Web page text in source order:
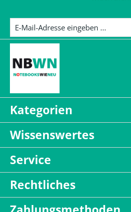
Kategorien
Wissenswertes
Service
Rechtliches